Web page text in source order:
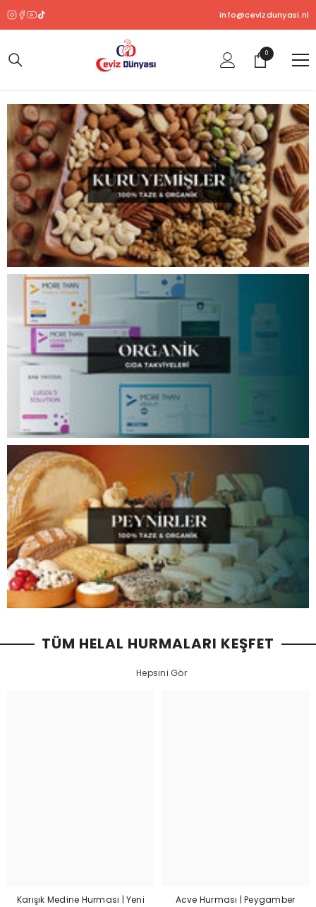
info@cevizdunyasi.nl
00
ürün
TÜM HELAL HURMALARI KEŞFET
Hepsini Gör
Karışık Medine Hurması | Yeni
Acve Hurması | Peygamber